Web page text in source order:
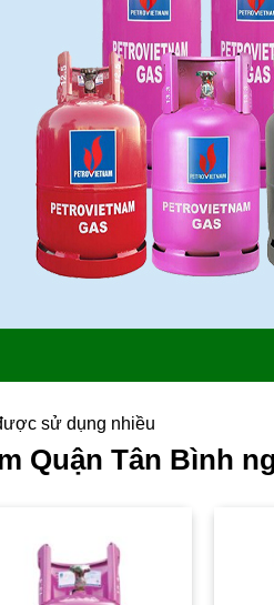
sử dụng nhiều
Quận Tân Bình